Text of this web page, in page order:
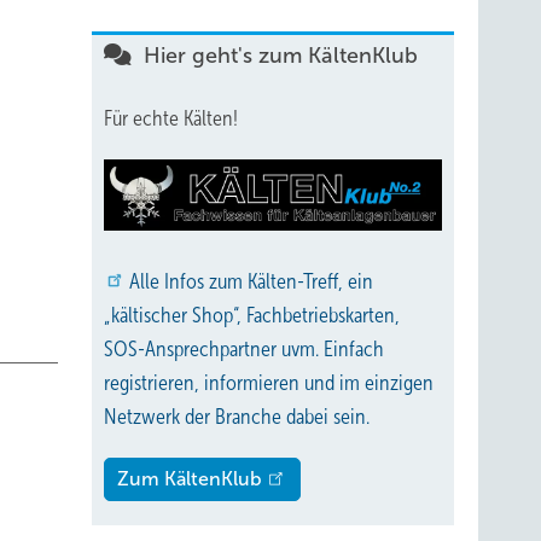
ca.
Hier geht's zum KältenKlub
Für echte Kälten!
Alle Infos zum Kälten-Treff, ein
„kältischer Shop“, Fachbetriebskarten,
SOS-Ansprechpartner uvm. Einfach
registrieren, informieren und im einzigen
Netzwerk der Branche dabei sein.
Zum KältenKlub